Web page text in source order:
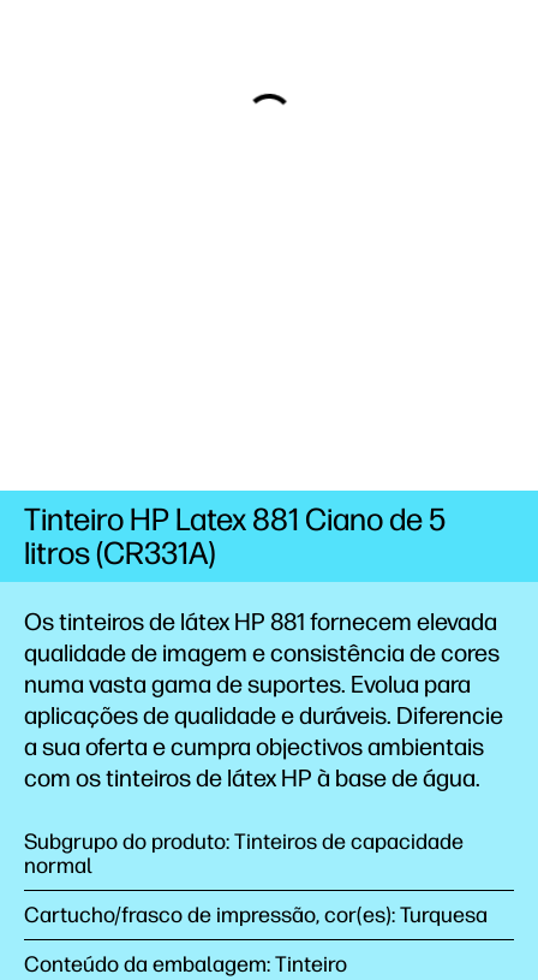
Os tinteiros de látex HP 881 fornecem elevada
qualidade de imagem e consistência de cores
numa vasta gama de suportes. Evolua para
aplicações de qualidade e duráveis. Diferencie
a sua oferta e cumpra objectivos ambientais
com os tinteiros de látex HP à base de água.
Subgrupo do produto: Tinteiros de capacidade
normal
Cartucho/frasco de impressão, cor(es): Turquesa
Conteúdo da embalagem: Tinteiro
Tinteiro HP Latex 881 Ciano de 5
litros (CR331A)